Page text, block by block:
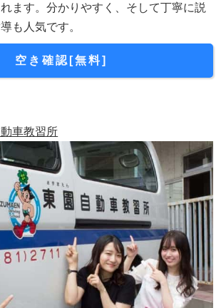
ます。分かりやすく、そして丁寧に説
も人気です。
空き確認[無料]
車教習所